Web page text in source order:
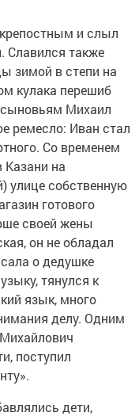
и слыл
Славился также
зимой в степи на
кулака перешиб
Михаил
ремесло: Иван стал
Со временем
Казани на
улице собственную
готового
своей жены
он не обладал
о дедушке
тянулся к
язык, много
делу. Одним
поступил
дети,